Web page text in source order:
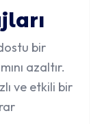
bir
azaltır.
ve etkili bir